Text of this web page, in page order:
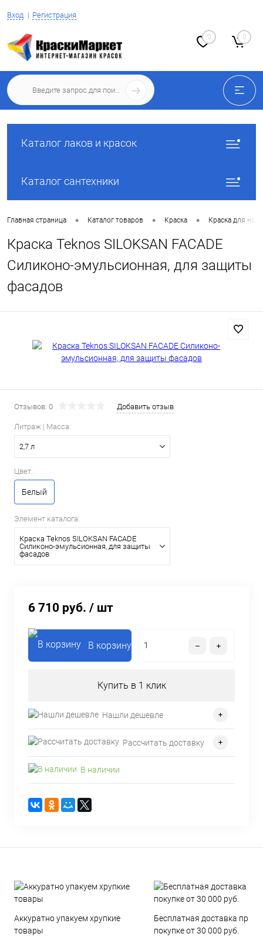
Вход Регистрация
0 0
Каталог лаков и красок
Каталог сантехники
Главная страница • Каталог товаров • Краска • Краска для
Краска Teknos SILOKSAN FACADE
Силиконо-эмульсионная, для защиты
фасадов
Отзывов: 0 Добавить отзыв
Литраж | Масса:
2,7 л
Цвет:
Белый
Элемент каталога:
Краска Teknos SILOKSAN FACADE
Силиконо-эмульсионная, для защиты
фасадов
6 710 руб. / шт
В корзину
Купить в 1 клик
Нашли дешевле
Рассчитать доставку
В наличии
Аккуратно упакуем хрупкие
товары
Бесплатная доставка при
покупке от 30 000 руб.